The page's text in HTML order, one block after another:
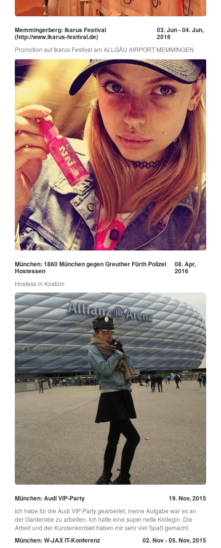
Memmingerberg: Ikarus Festival
(http://www.ikarus-festival.de)
03. Jun - 04. Jun,
2016
Promotion auf Ikarus Festival am ALLGÄU AIRPORT MEMMINGEN
München: 1860 München gegen Greuther Fürth Polizei
Hostessen
08. Apr,
2016
Hostess in Kostüm
München: Audi VIP-Party 19. Nov, 2015
Ich habe für die Audi VIP Party gearbeitet, meine Aufgabe war es an
der Garderobe zu arbeiten. Ich hatte eine super nette Kollegin. Die
Arbeit und der Kundenkontakt haben mir sehr viel Spaß gemacht.
München: W-JAX IT-Konferenz 02. Nov - 05. Nov, 2015